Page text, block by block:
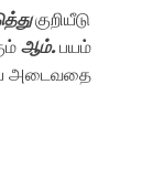
குறியீடு
ஆம்.பயம்
அடைவதை